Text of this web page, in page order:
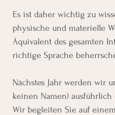
Es ist daher wichtig zu
physische und materielle
Äquivalent des gesamten
richtige Sprache
Nächstes Jahr werden wir
keinen Namen) ausführlich
Wir begleiten Sie auf